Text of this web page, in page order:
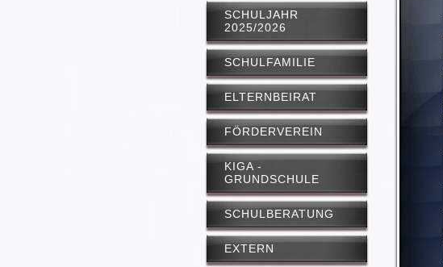
SCHULJAHR
2025/2026
SCHULFAMILIE
ELTERNBEIRAT
FÖRDERVEREIN
KIGA -
GRUNDSCHULE
SCHULBERATUNG
EXTERN